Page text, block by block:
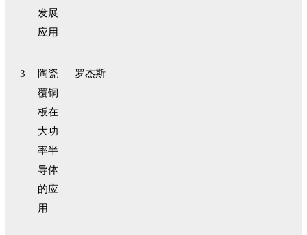
发展
应用
3
陶瓷
覆铜
板在
大功
率半
导体
的应
用
罗杰斯